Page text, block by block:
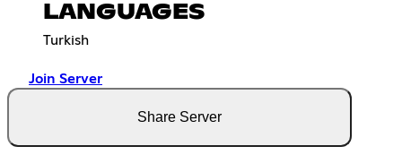
LANGUAGES
Turkish
Join Server
Share Server